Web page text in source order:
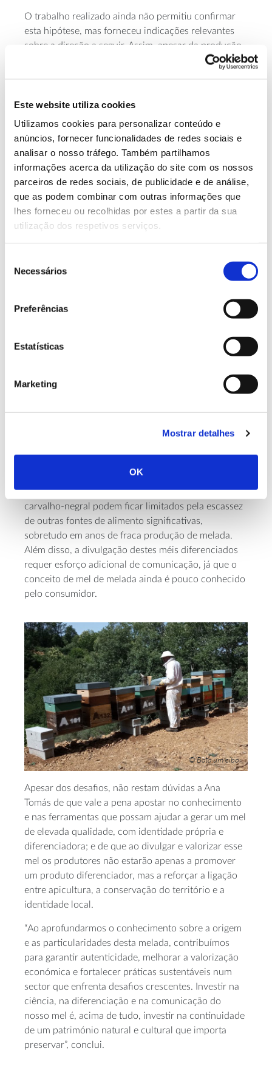
Este website utiliza cookies
Utilizamos cookies para personalizar conteúdo e
anúncios, fornecer funcionalidades de redes sociais e
analisar o nosso tráfego. Também partilhamos
informações acerca da utilização do site com os nossos
parceiros de redes sociais, de publicidade e de análise,
que as podem combinar com outras informações que
lhes forneceu ou recolhidas por estes a partir da sua
utilização dos respetivos serviços.
Necessários
Preferências
Estatísticas
Marketing
Mostrar detalhes
OK
O trabalho realizado ainda não permitiu confirmar
esta hipótese, mas forneceu indicações relevantes
sobre a direção a seguir. Assim, apesar da produção
generalizada de mel de melada de carvalho-negral
adicional sobre a origem da melada, os processos
envolvidos e os fatores que condicionam a sua
produtividade.
A clarificação destas questões é importante também
noutra perspetiva: “poderá permitir identificar
características específicas que reforcem a
autenticidade e a origem territorial do mel do Parque
Nacional de Montesinho, uma necessidade urgente
neste sector que é fortemente marcado por práticas
que dificultam a garantia de uma verdadeira origem
Valorizar o mel de melada e,
através dele, o território e a
No Parque Natural de Montesinho, o potencial do
manchas de carvalho-negral, e a sua produtividade
sobretudo nos meses de julho e agosto.
Contudo, também implica desafios: os apiários
instalados em zonas com forte dominância de
carvalho-negral podem ficar limitados pela escassez
de outras fontes de alimento significativas,
sobretudo em anos de fraca produção de melada.
Além disso, a divulgação destes méis diferenciados
requer esforço adicional de comunicação, já que o
conceito de mel de melada ainda é pouco conhecido
pelo consumidor.
© Bota um cibo
Apesar dos desafios, não restam dúvidas a Ana
Tomás de que vale a pena apostar no conhecimento
e nas ferramentas que possam ajudar a gerar um mel
de elevada qualidade, com identidade própria e
diferenciadora; e de que ao divulgar e valorizar esse
mel os produtores não estarão apenas a promover
um produto diferenciador, mas a reforçar a ligação
entre apicultura, a conservação do território e a
identidade local.
“Ao aprofundarmos o conhecimento sobre a origem
e as particularidades desta melada, contribuímos
para garantir autenticidade, melhorar a valorização
económica e fortalecer práticas sustentáveis num
sector que enfrenta desafios crescentes. Investir na
ciência, na diferenciação e na comunicação do
nosso mel é, acima de tudo, investir na continuidade
de um património natural e cultural que importa
preservar”, conclui.